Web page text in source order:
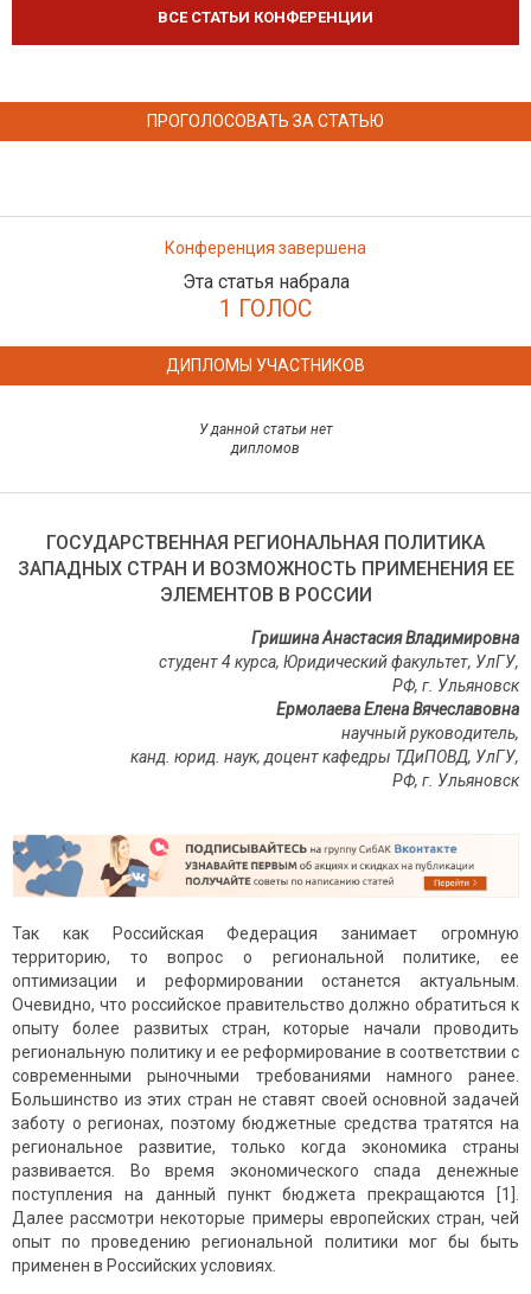
ВСЕ СТАТЬИ КОНФЕРЕНЦИИ
ПРОГОЛОСОВАТЬ ЗА СТАТЬЮ
Конференция завершена
Эта статья набрала
1 ГОЛОС
ДИПЛОМЫ УЧАСТНИКОВ
У данной статьи нет
дипломов
ГОСУДАРСТВЕННАЯ РЕГИОНАЛЬНАЯ ПОЛИТИКА
ЗАПАДНЫХ СТРАН И ВОЗМОЖНОСТЬ ПРИМЕНЕНИЯ ЕЕ
ЭЛЕМЕНТОВ В РОССИИ
Гришина Анастасия Владимировна
студент 4 курса, Юридический факультет, УлГУ,
РФ, г. Ульяновск
Ермолаева Елена Вячеславовна
научный руководитель,
канд. юрид. наук, доцент кафедры ТДиПОВД, УлГУ,
РФ, г. Ульяновск
Так как Российская Федерация занимает огромную
территорию, то вопрос о региональной политике, ее
оптимизации и реформировании останется актуальным.
Очевидно, что российское правительство должно обратиться к
опыту более развитых стран, которые начали проводить
региональную политику и ее реформирование в соответствии с
современными рыночными требованиями намного ранее.
Большинство из этих стран не ставят своей основной задачей
заботу о регионах, поэтому бюджетные средства тратятся на
региональное развитие, только когда экономика страны
развивается. Во время экономического спада денежные
поступления на данный пункт бюджета прекращаются [1].
Далее рассмотри некоторые примеры европейских стран, чей
опыт по проведению региональной политики мог бы быть
применен в Российских условиях.